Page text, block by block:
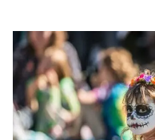
move, make, and